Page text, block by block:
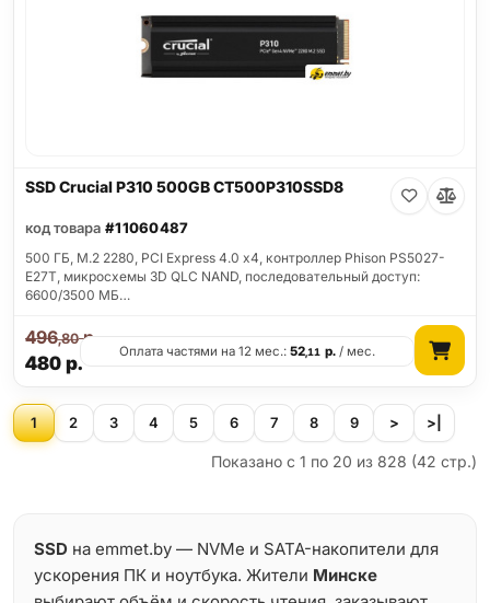
SSD Crucial P310 500GB CT500P310SSD8
код товара #11060487
500 ГБ, M.2 2280, PCI Express 4.0 x4, контроллер Phison PS5027-
E27T, микросхемы 3D QLC NAND, последовательный доступ:
6600/3500 МБ…
480р.
496,80р.
Оплата частями на 12 мес.:52,11 р./ мес.
1 2 3 4 5 6 7 8 9 > >|
Показано с 1 по 20 из 828 (42 стр.)
SSD на emmet.by — NVMe и SATA-накопители для
ускорения ПК и ноутбука. Жители Минске